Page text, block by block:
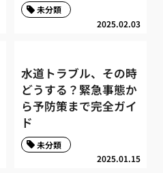
2025.02.03
未分類
水道トラブル、その時
どうする？緊急事態か
ら予防策まで完全ガイ
ド
2025.01.15
未分類